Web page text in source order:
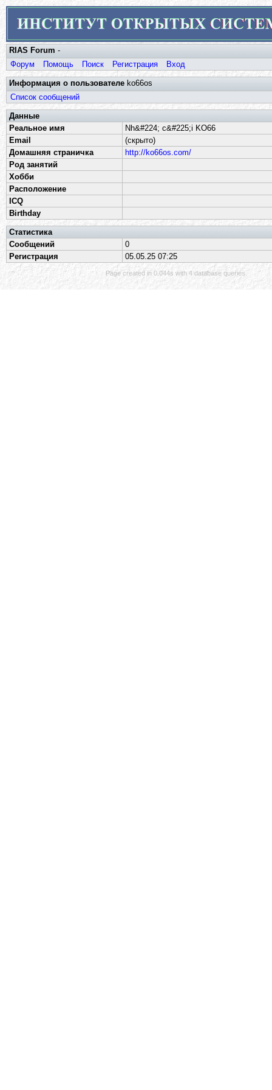
RIAS Forum -
Форум
Помощь Поиск Регистрация Вход
Информация о пользователе ko66os
Список сообщений
Данные
Реальное имя
Nh&#224; c&#225;i KO66
Email
(скрыто)
Домашняя страничка
http://ko66os.com/
Род занятий
Хобби
Расположение
ICQ
Birthday
Статистика
Сообщений
0
Регистрация
05.05.25 07:25
Page created in 0.044s with 4 database queries.